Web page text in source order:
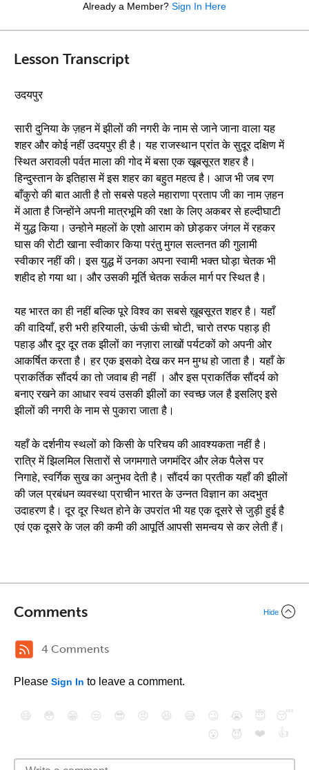
Already a Member? Sign In Here
Lesson Transcript
उदयपुर
सारी दुनिया के ज़हन में झीलों की नगरी के नाम से जाने जाना वाला यह
शहर और कोई नहीं उदयपुर ही है। यह राजस्थान प्रांत के सुदूर दक्षिण में
स्थित अरावली पर्वत माला की गोद में बसा एक खूबसूरत शहर है।
हिन्दुस्तान के इतिहास में इस शहर का बहुत महत्व है। आज भी जब रण
बाँकुरो की बात आती है तो सबसे पहले महाराणा प्रताप जी का नाम ज़हन
में आता है जिन्होंने अपनी मात्रभूमि की रक्षा के लिए अकबर से हल्दीघाटी
में युद्ध किया। उन्होने महलों के एशो आराम को छोड़कर जंगल में रहकर
घास की रोटी खाना स्वीकार किया परंतु मुगल सल्तनत की गुलामी
स्वीकार नहीं की। इस युद्ध में उनका अपना स्वामी भक्त घोड़ा चेतक भी
शहीद हो गया था। और उसकी मूर्ति चेतक सर्कल मार्ग पर स्थित है।
यह भारत का ही नहीं बल्कि पूरे विश्व का सबसे ख़ूबसूरत शहर है। यहाँ
की वादियाँ, हरी भरी हरियाली, ऊंची ऊंची चोटी, चारो तरफ पहाड़ ही
पहाड़ और दूर दूर तक झीलों का नज़ारा लाखों पर्यटकों को अपनी ओर
आकर्षित करता है। हर एक इसको देख कर मन मुग्ध हो जाता है। यहाँ के
प्राकर्तिक सौंदर्य का तो जवाब ही नहीं । और इस प्राकर्तिक सौंदर्य को
बनाए रखने का आधार स्वयं उसकी झीलों का स्वच्छ जल है इसलिए इसे
झीलों की नगरी के नाम से पुकारा जाता है।
यहाँ के दर्शनीय स्थलों को किसी के परिचय की आवश्यकता नहीं है।
रात्रि में झिलमिल सितारों से जगमगाते जगमंदिर और लेक पैलेस पर
निगाहे, स्वर्गिक सुख का अनुभव देती है। सौंदर्य का प्रतीक यहाँ की झीलों
की जल प्रबंधन व्यवस्था प्राचीन भारत के उन्नत विज्ञान का अदभुत
उदाहरण है। दूर दूर स्थित होने के उपरांत भी यह एक दूसरे से जुड़ी हुई है
एवं एक दूसरे के जल की कमी की आपूर्ति आपसी समन्वय से कर लेती हैं।
Comments Hide
4 Comments
Please Sign In to leave a comment.
😄 😳 😁 😒 😎 😠 😆 😅 😉 😭 😇
😴
😮
😈 ❤️ 👍